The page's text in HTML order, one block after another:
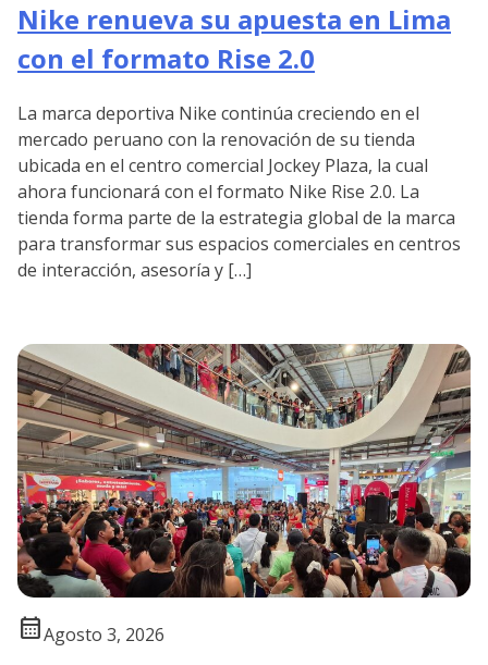
Nike renueva su apuesta en Lima
con el formato Rise 2.0
La marca deportiva Nike continúa creciendo en el
mercado peruano con la renovación de su tienda
ubicada en el centro comercial Jockey Plaza, la cual
ahora funcionará con el formato Nike Rise 2.0. La
tienda forma parte de la estrategia global de la marca
para transformar sus espacios comerciales en centros
de interacción, asesoría y […]
calendar_monthAgosto 3, 2026